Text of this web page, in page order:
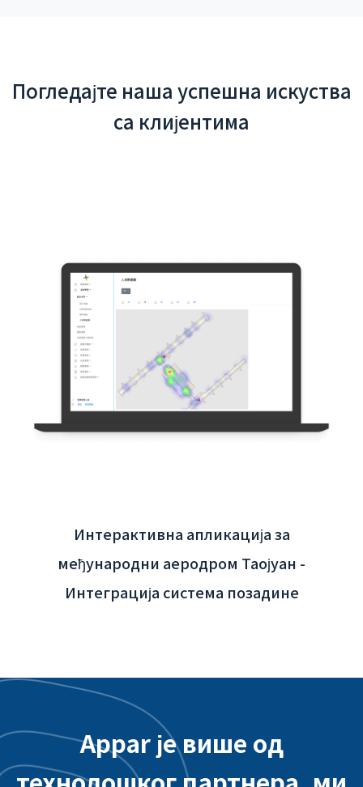
Погледајте наша успешна искуства
са клијентима
Интерактивна апликација за
међународни аеродром Таојуан -
Интеграција система позадине
Appar је више од